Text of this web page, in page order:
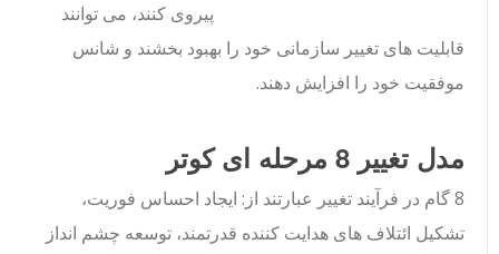
پیروی کنند، می توانند
قابلیت های تغییر سازمانی خود را بهبود بخشند و شانس
موفقیت خود را افزایش دهند.
مدل تغییر 8 مرحله ای کوتر
8 گام در فرآیند تغییر عبارتند از: ایجاد احساس فوریت،
تشکیل ائتلاف های هدایت کننده قدرتمند، توسعه چشم انداز